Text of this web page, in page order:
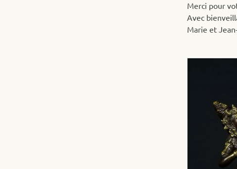
Merci pour
Avec
Marie et